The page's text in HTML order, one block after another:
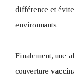
différence et
environnants.
Finalement, une
couverture